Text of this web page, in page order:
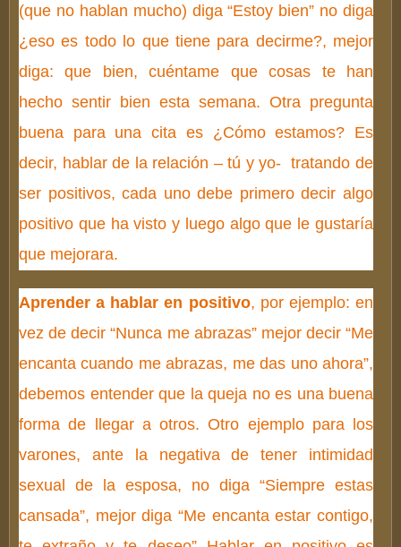
(que no hablan mucho) diga “Estoy bien” no diga
¿eso es todo lo que tiene para decirme?, mejor
diga: que bien, cuéntame que cosas te han
hecho sentir bien esta semana. Otra pregunta
buena para una cita es ¿Cómo estamos? Es
decir, hablar de la relación – tú y yo- tratando de
ser positivos, cada uno debe primero decir algo
positivo que ha visto y luego algo que le gustaría
que mejorara.
Aprender a hablar en positivo, por ejemplo: en
vez de decir “Nunca me abrazas” mejor decir “Me
encanta cuando me abrazas, me das uno ahora”,
debemos entender que la queja no es una buena
forma de llegar a otros. Otro ejemplo para los
varones, ante la negativa de tener intimidad
sexual de la esposa, no diga “Siempre estas
cansada”, mejor diga “Me encanta estar contigo,